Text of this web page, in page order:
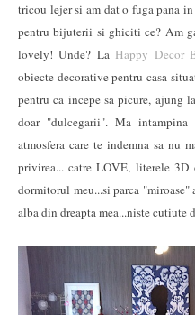
tricou lejer si am dat o fuga pana
pentru bijuterii si ghiciti ce? Am
lovely! Unde? La Happy Decor
obiecte decorative pentru casa
pentru ca incepe sa picure, ajung
doar "dulcegarii". Ma
atmosfera care te indemna sa nu
privirea... catre LOVE, literele
dormitorul meu...si parca "miroase"
alba din dreapta mea...niste cutiute